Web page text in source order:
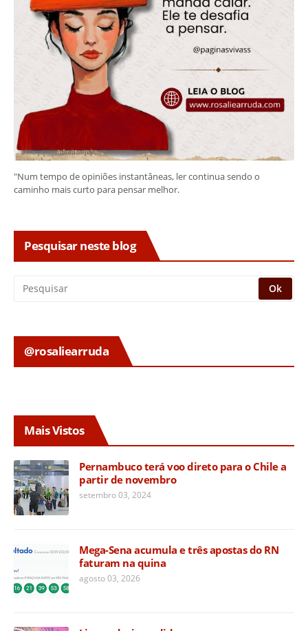
"Num tempo de opiniões instantâneas, ler continua sendo o
caminho mais curto para pensar melhor.
Pesquisar neste blog
@rosaliearruda
Mais Vistos
Pernambuco terá voo direto para o Chile a
partir de novembro
setembro 03, 2024
Mega-Sena acumula e três apostas do RN
faturam na quina
agosto 03, 2026